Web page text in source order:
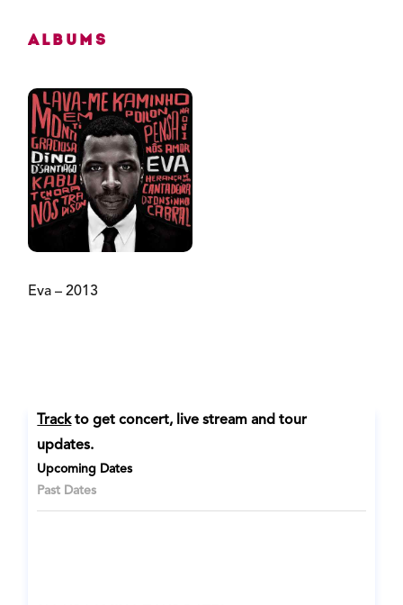
Albums
Eva – 2013
Trackto get concert, live stream and tour
updates.
Upcoming Dates
Past Dates